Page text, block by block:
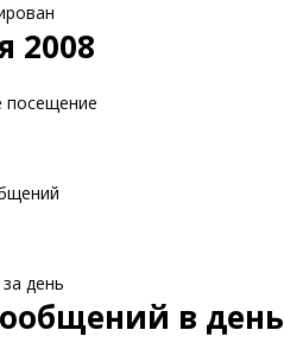
2008
посещение
день
в день